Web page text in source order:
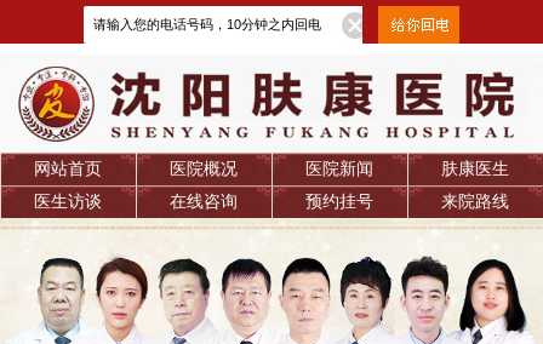
网站首页 医院概况 医院新闻
肤康医生
医生访谈
在线咨询 预约挂号 来院路线